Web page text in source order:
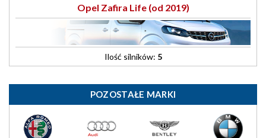
Opel Zafira Life (od 2019)
Ilość silników: 5
POZOSTAŁE MARKI